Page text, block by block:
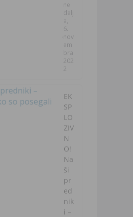
ne
delj
a,
6.
nov
em
bra
202
2
EK
SP
LO
ZIV
N
O!
Na
ši
pr
ed
nik
i –